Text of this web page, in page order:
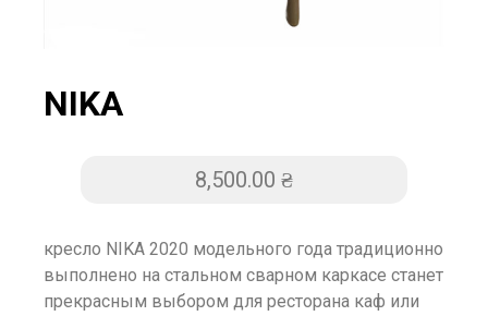
NIKA
8,500.00 ₴
кресло NIKA 2020 модельного года традиционно
выполнено на стальном сварном каркасе станет
прекрасным выбором для ресторана каф или